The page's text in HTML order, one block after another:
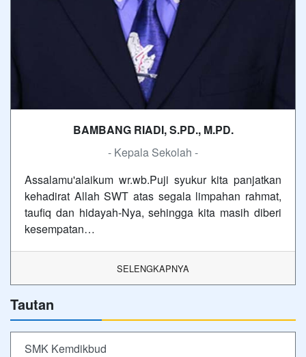
BAMBANG RIADI, S.PD., M.PD.
- Kepala Sekolah -
Assalamu'alaikum wr.wb.Puji syukur kita panjatkan
kehadirat Allah SWT atas segala limpahan rahmat,
taufiq dan hidayah-Nya, sehingga kita masih diberi
kesempatan…
SELENGKAPNYA
Tautan
SMK Kemdikbud